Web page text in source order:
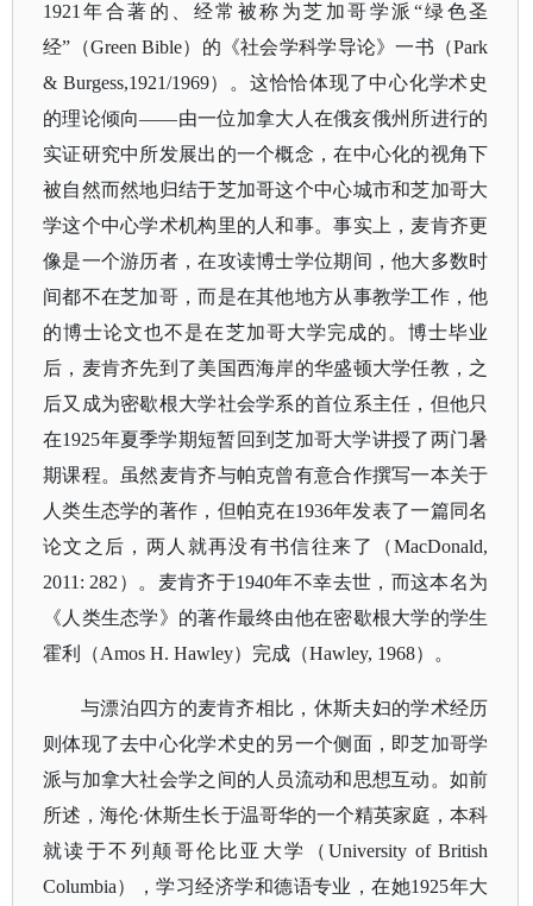
1921年合著的、经常被称为芝加哥学派“绿色圣
经”（Green Bible）的《社会学科学导论》一书（Park
& Burgess,1921/1969）。这恰恰体现了中心化学术史
的理论倾向——由一位加拿大人在俄亥俄州所进行的
实证研究中所发展出的一个概念，在中心化的视角下
被自然而然地归结于芝加哥这个中心城市和芝加哥大
学这个中心学术机构里的人和事。事实上，麦肯齐更
像是一个游历者，在攻读博士学位期间，他大多数时
间都不在芝加哥，而是在其他地方从事教学工作，他
的博士论文也不是在芝加哥大学完成的。博士毕业
后，麦肯齐先到了美国西海岸的华盛顿大学任教，之
后又成为密歇根大学社会学系的首位系主任，但他只
在1925年夏季学期短暂回到芝加哥大学讲授了两门暑
期课程。虽然麦肯齐与帕克曾有意合作撰写一本关于
人类生态学的著作，但帕克在1936年发表了一篇同名
论文之后，两人就再没有书信往来了（MacDonald,
2011: 282）。麦肯齐于1940年不幸去世，而这本名为
《人类生态学》的著作最终由他在密歇根大学的学生
霍利（Amos H. Hawley）完成（Hawley, 1968）。
与漂泊四方的麦肯齐相比，休斯夫妇的学术经历
则体现了去中心化学术史的另一个侧面，即芝加哥学
派与加拿大社会学之间的人员流动和思想互动。如前
所述，海伦·休斯生长于温哥华的一个精英家庭，本科
就读于不列颠哥伦比亚大学（University of British
Columbia），学习经济学和德语专业，在她1925年大